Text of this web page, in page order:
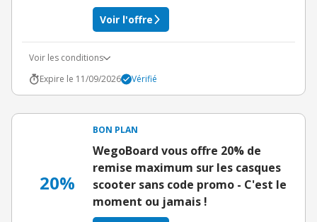
Voir l'offre
Voir les conditions
Expire le 11/09/2026
Vérifié
20%
BON PLAN
WegoBoard vous offre 20% de
remise maximum sur les casques
scooter sans code promo - C'est le
moment ou jamais !